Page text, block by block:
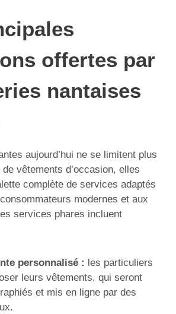
offertes par
nantaises
aujourd’hui ne se limitent plus
vêtements d’occasion, elles
complète de services adaptés
modernes et aux
services phares incluent
personnalisé : les particuliers
leurs vêtements, qui seront
et mis en ligne par des